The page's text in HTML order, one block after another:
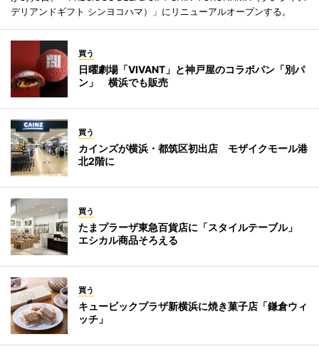
デリアンドギフト シンヨコハマ）」にリニューアルオープンする。
買う
日曜劇場「VIVANT」と神戸屋のコラボパン「別パ
ン」 横浜でも販売
買う
カインズが横浜・都筑区初出店 モザイクモール港
北2階に
買う
たまプラーザ東急百貨店に「スタイルテーブル」
エシカル商品そろえる
買う
キュービックプラザ新横浜に焼き菓子店「鎌倉ウィ
ッチ」